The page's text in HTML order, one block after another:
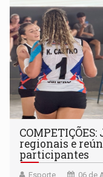
regionais e
participantes
Esporte 06 de